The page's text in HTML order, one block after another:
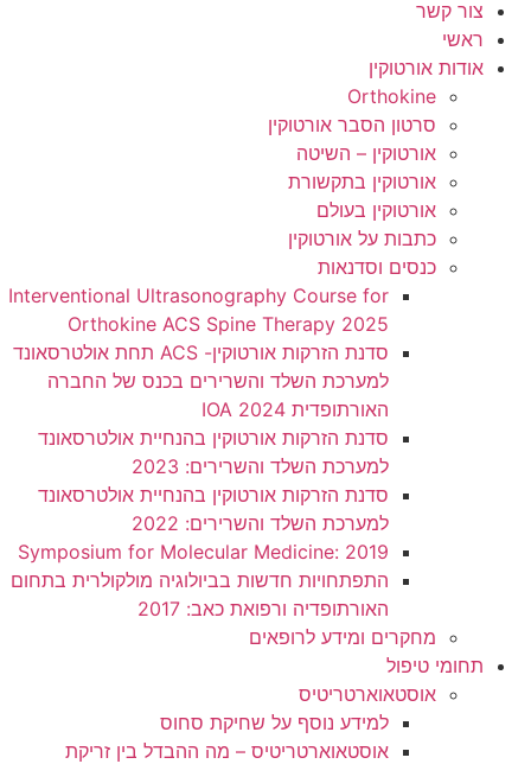
צור קשר
ראשי
אודות אורטוקין
Orthokine
סרטון הסבר אורטוקין
אורטוקין – השיטה
אורטוקין בתקשורת
אורטוקין בעולם
כתבות על אורטוקין
כנסים וסדנאות
Interventional Ultrasonography Course for
Orthokine ACS Spine Therapy 2025
סדנת הזרקות אורטוקין- ACS תחת אולטרסאונד
למערכת השלד והשרירים בכנס של החברה
האורתופדית 2024 IOA
סדנת הזרקות אורטוקין בהנחיית אולטרסאונד
למערכת השלד והשרירים: 2023
סדנת הזרקות אורטוקין בהנחיית אולטרסאונד
למערכת השלד והשרירים: 2022
2019 :Symposium for Molecular Medicine
התפתחויות חדשות בביולוגיה מולקולרית בתחום
האורתופדיה ורפואת כאב: 2017
מחקרים ומידע לרופאים
תחומי טיפול
אוסטאוארטריטיס
למידע נוסף על שחיקת סחוס
אוסטאוארטריטיס – מה ההבדל בין זריקת